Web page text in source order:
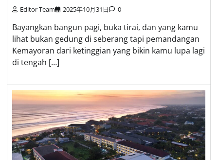
Editor Team 2025年10月31日 0
Bayangkan bangun pagi, buka tirai, dan yang kamu
lihat bukan gedung di seberang tapi pemandangan
Kemayoran dari ketinggian yang bikin kamu lupa lagi
di tengah […]